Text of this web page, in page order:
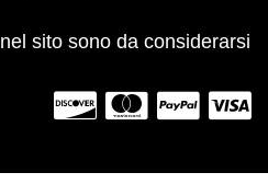
sito sono da considerarsi